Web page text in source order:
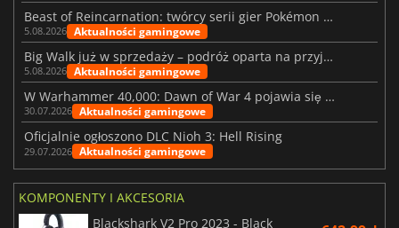
Beast of Reincarnation: twórcy serii gier Pokémon wkraczają na nową ścieżkę
5.08.2026 Aktualności gamingowe
Big Walk już w sprzedaży – podróż oparta na przyjaźni
5.08.2026 Aktualności gamingowe
W Warhammer 40,000: Dawn of War 4 pojawia się frakcja Nekronów
30.07.2026 Aktualności gamingowe
Oficjalnie ogłoszono DLC Nioh 3: Hell Rising
29.07.2026 Aktualności gamingowe
KOMPONENTY I AKCESORIA
Blackshark V2 Pro 2023 - Black